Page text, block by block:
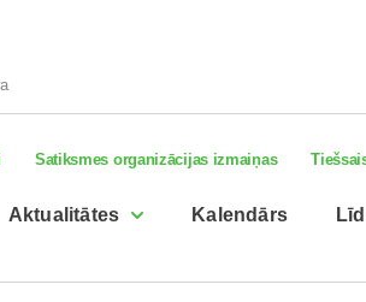
Satiksmes organizācijas izmaiņas
Aktualitātes Kalendārs